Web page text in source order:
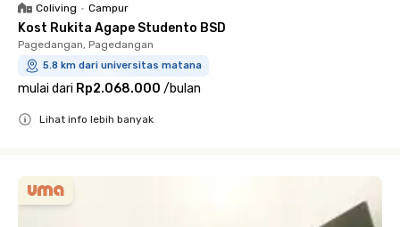
Coliving • Campur
Kost Rukita Agape Studento BSD
Pagedangan, Pagedangan
5.8 km dari universitas matana
mulai dari Rp2.068.000 /bulan
Lihat info lebih banyak